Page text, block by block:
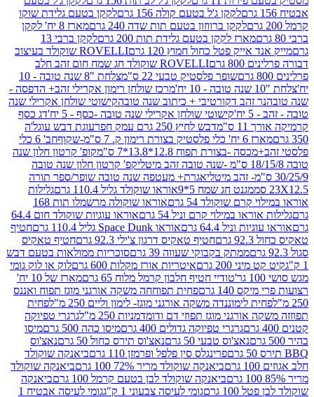
לקקן ג'ל בטעם קולה 156 גרם
לקקן בטעם גלידת שוקו
לקקן ברווזון בטעם תות שדה 240 גרם
מארז 8 יח' לקקן
מארז לקקן בטעם גלידת תות 200 גרם
לקקן ברבי 13
אייק פטל כחול חמוץ 120 גרם
ROVELLI שוקולד בעיצוב
גרם
ROVELLI שוקולד חג שמח חום זהב חלב
שופר פלסטיק טבעי 22 ס"מ
צלחת "8 שנה טובה - 10
מרכז שולחן רימון אקרילי זהב+ הדפסה -
זהב דקורטיבי + כיתוב שנה טובהקישוטי שולחן אקרילי שנה
קישוטי שולחן אקרילי שנה טובה -כסף - 5 יח'
דג כסף
ס"מ
דבש לחיץ 250 גרם עמק חפר
עוגת דבש עוגל'ה
בצורת רימון ק. 7 ס"מ-שקוף
חב' 6 כלי
-בצורת תפוח 12.8*13.8*7 ס"מ
קופ' קרטון חלון שנה
קפ' קרטון חלון שנה טובה
אגרת+ מעטפה שנה טובה שופר/ספר תורה
מגנט חג שמח 5*9
אוראו שוקולד גליל 110.4 גרם
גלילות
קרם שוקולד 54 גרם
אוראו שוקולה מרשמלו תות 168
במילוי קרם וניל 54 גרם
אוראו עוגיות שוקולד חום 64.4
וניל 64.4 גרם
אוראו Space Dunk גליל 110.4 גרם
חטיף
חטיף טאקיס דרגון צ'ילי 92.3 גרם
חטיף טאקיס
ממתק בקבוקי שעווה 39 גרם
סוכריות ממולאות בטעם דבש
200 גרם
איטריות אורז מקלות 600 גרם
לוק או לוק גומי
טודיי חטיף חלבון קרמל מלוח 65 גרם
מארז של 10 יח'
140 גרם
פחית תפוחחה משקה אורגני מוגז תפוח ואננס
לימוננדה משקה אורגני מוגז- לימון וליים 250 מ"ל
פחית
מוגז תפוזי דם ודומדמניות 250 מ"ל
גרגרי טפיוקה
גרגרי טפיוקה גדולים 400 גרם
מיסו כהה 500 גרם
מיסו
נאצ'וס טבעי 50 גרם
נאצ'וס תירס כחול 50 גרם
נאצ'וס
פרינגלס סין פלפל ופרמזן 110 גרם
ביאנקה שוקולד
ביאנקה שוקולד מריר 72% 100 גרם
ביאנקה שוקולד
ביאנקה שוקולד לבן בטעם קרמל 100 גרם
ביאנקה
גרם
גומי לעיסה צבעוני 1 ק"ג גומי לעיסה אבטיח 1